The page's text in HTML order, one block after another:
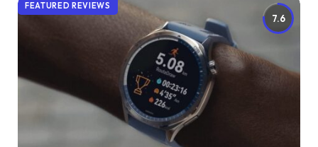
7.6
FEATURED REVIEWS